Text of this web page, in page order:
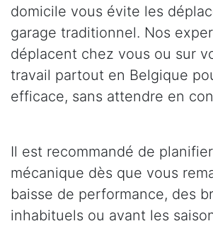
domicile vous évite les
garage traditionnel. Nos
déplacent chez vous ou sur
travail partout en Belgique
efficace, sans attendre en
Il est recommandé de
mécanique dès que vous
baisse de performance, des
inhabituels ou avant les